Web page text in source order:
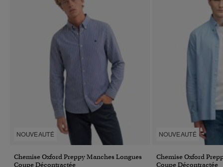
NOUVEAUTÉ
Chemise Oxford Preppy Manches Longues
Coupe Décontractée
NOUVEAUTÉ
Chemise Oxford
Coupe Décontractée